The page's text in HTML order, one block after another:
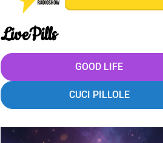
LivePills
GOOD LIFE
CUCI PILLOLE